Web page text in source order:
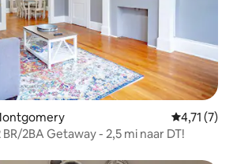
4,71 (7)
2BA Getaway - 2,5 mi naar DT!